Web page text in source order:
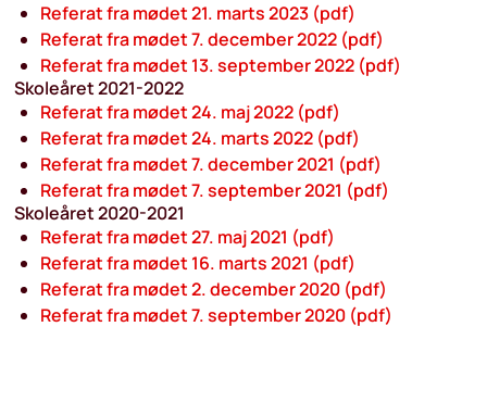
Referat fra mødet 21. marts 2023 (pdf)
Referat fra mødet 7. december 2022 (pdf)
Referat fra mødet 13. september 2022 (pdf)
Skoleåret 2021-2022
Referat fra mødet 24. maj 2022 (pdf)
Referat fra mødet 24. marts 2022 (pdf)
Referat fra mødet 7. december 2021 (pdf)
Referat fra mødet 7. september 2021 (pdf)
Skoleåret 2020-2021
Referat fra mødet 27. maj 2021 (pdf)
Referat fra mødet 16. marts 2021 (pdf)
Referat fra mødet 2. december 2020 (pdf)
Referat fra mødet 7. september 2020 (pdf)